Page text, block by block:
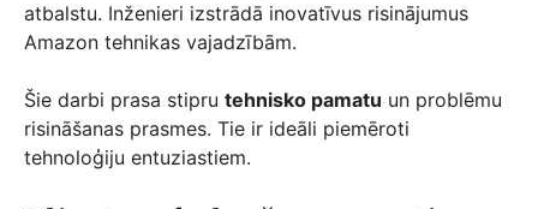
atbalstu. Inženieri izstrādā inovatīvus risinājumus
Amazon tehnikas vajadzībām.
Šie darbi prasa stipru tehnisko pamatu un problēmu
risināšanas prasmes. Tie ir ideāli piemēroti
tehnoloģiju entuziastiem.